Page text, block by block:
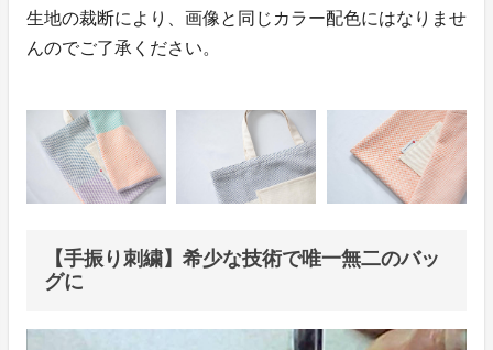
生地の裁断により、画像と同じカラー配色にはなりませ
んのでご了承ください。
【手振り刺繍】希少な技術で唯一無二のバッ
グに